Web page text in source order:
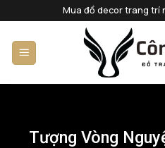
qua
nội
dung
Mua đồ decor trang trí
Tượng Vòng